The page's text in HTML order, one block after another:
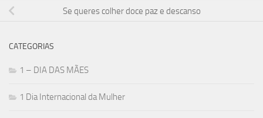
Se queres colher doce paz e descanso
CATEGORIAS
1 – DIA DAS MÃES
1 Dia Internacional da Mulher